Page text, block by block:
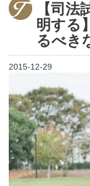
【司
明する
るべき
2015-12-29